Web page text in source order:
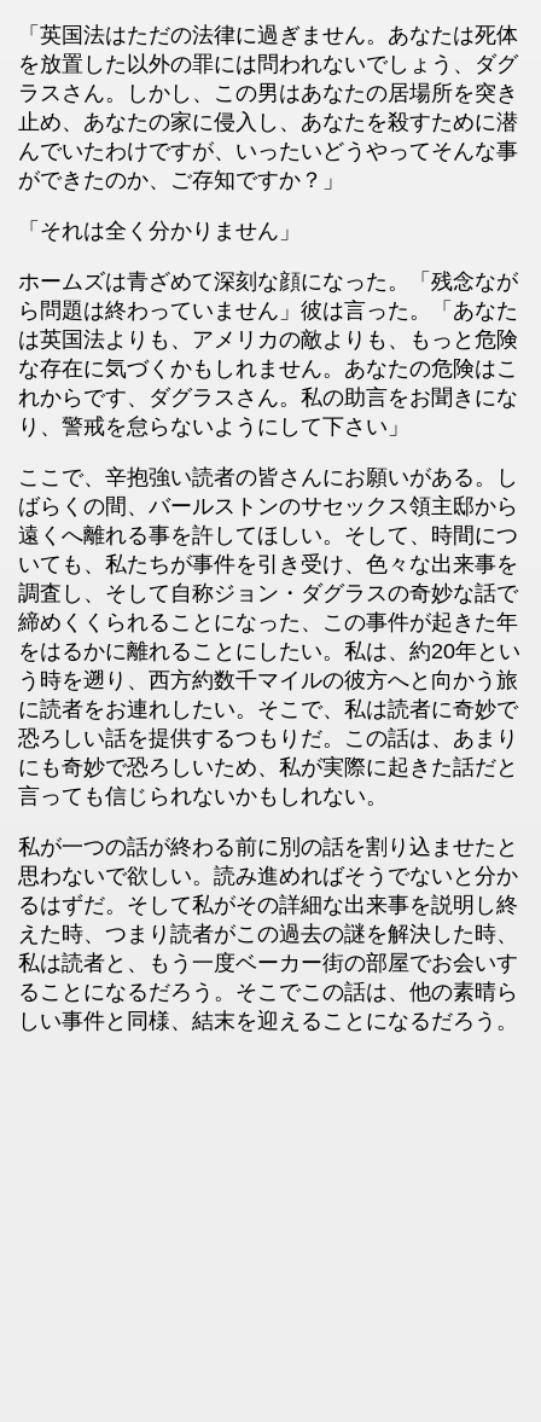
「英国法はただの法律に過ぎません。あなたは死体
を放置した以外の罪には問われないでしょう、ダグ
ラスさん。しかし、この男はあなたの居場所を突き
止め、あなたの家に侵入し、あなたを殺すために潜
んでいたわけですが、いったいどうやってそんな事
ができたのか、ご存知ですか？」
「それは全く分かりません」
ホームズは青ざめて深刻な顔になった。「残念なが
ら問題は終わっていません」彼は言った。「あなた
は英国法よりも、アメリカの敵よりも、もっと危険
な存在に気づくかもしれません。あなたの危険はこ
れからです、ダグラスさん。私の助言をお聞きにな
り、警戒を怠らないようにして下さい」
ここで、辛抱強い読者の皆さんにお願いがある。し
ばらくの間、バールストンのサセックス領主邸から
遠くへ離れる事を許してほしい。そして、時間につ
いても、私たちが事件を引き受け、色々な出来事を
調査し、そして自称ジョン・ダグラスの奇妙な話で
締めくくられることになった、この事件が起きた年
をはるかに離れることにしたい。私は、約20年とい
う時を遡り、西方約数千マイルの彼方へと向かう旅
に読者をお連れしたい。そこで、私は読者に奇妙で
恐ろしい話を提供するつもりだ。この話は、あまり
にも奇妙で恐ろしいため、私が実際に起きた話だと
言っても信じられないかもしれない。
私が一つの話が終わる前に別の話を割り込ませたと
思わないで欲しい。読み進めればそうでないと分か
るはずだ。そして私がその詳細な出来事を説明し終
えた時、つまり読者がこの過去の謎を解決した時、
私は読者と、もう一度ベーカー街の部屋でお会いす
ることになるだろう。そこでこの話は、他の素晴ら
しい事件と同様、結末を迎えることになるだろう。